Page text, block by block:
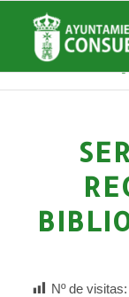
Noticias
Usted está aquí: Inicio
Biblioteca Pública
Nº de visitas: